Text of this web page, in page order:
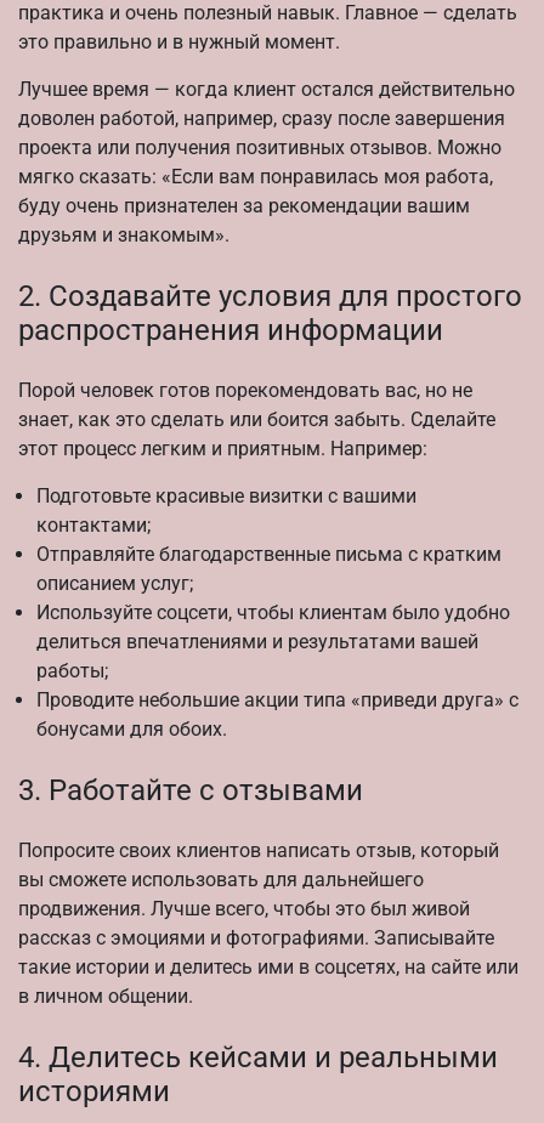
практика и очень полезный навык. Главное — сделать
это правильно и в нужный момент.
Лучшее время — когда клиент остался действительно
доволен работой, например, сразу после завершения
проекта или получения позитивных отзывов. Можно
мягко сказать: «Если вам понравилась моя работа,
буду очень признателен за рекомендации вашим
друзьям и знакомым».
2. Создавайте условия для простого
распространения информации
Порой человек готов порекомендовать вас, но не
знает, как это сделать или боится забыть. Сделайте
этот процесс легким и приятным. Например:
Подготовьте красивые визитки с вашими
контактами;
Отправляйте благодарственные письма с кратким
описанием услуг;
Используйте соцсети, чтобы клиентам было удобно
делиться впечатлениями и результатами вашей
работы;
Проводите небольшие акции типа «приведи друга» с
бонусами для обоих.
3. Работайте с отзывами
Попросите своих клиентов написать отзыв, который
вы сможете использовать для дальнейшего
продвижения. Лучше всего, чтобы это был живой
рассказ с эмоциями и фотографиями. Записывайте
такие истории и делитесь ими в соцсетях, на сайте или
в личном общении.
4. Делитесь кейсами и реальными
историями